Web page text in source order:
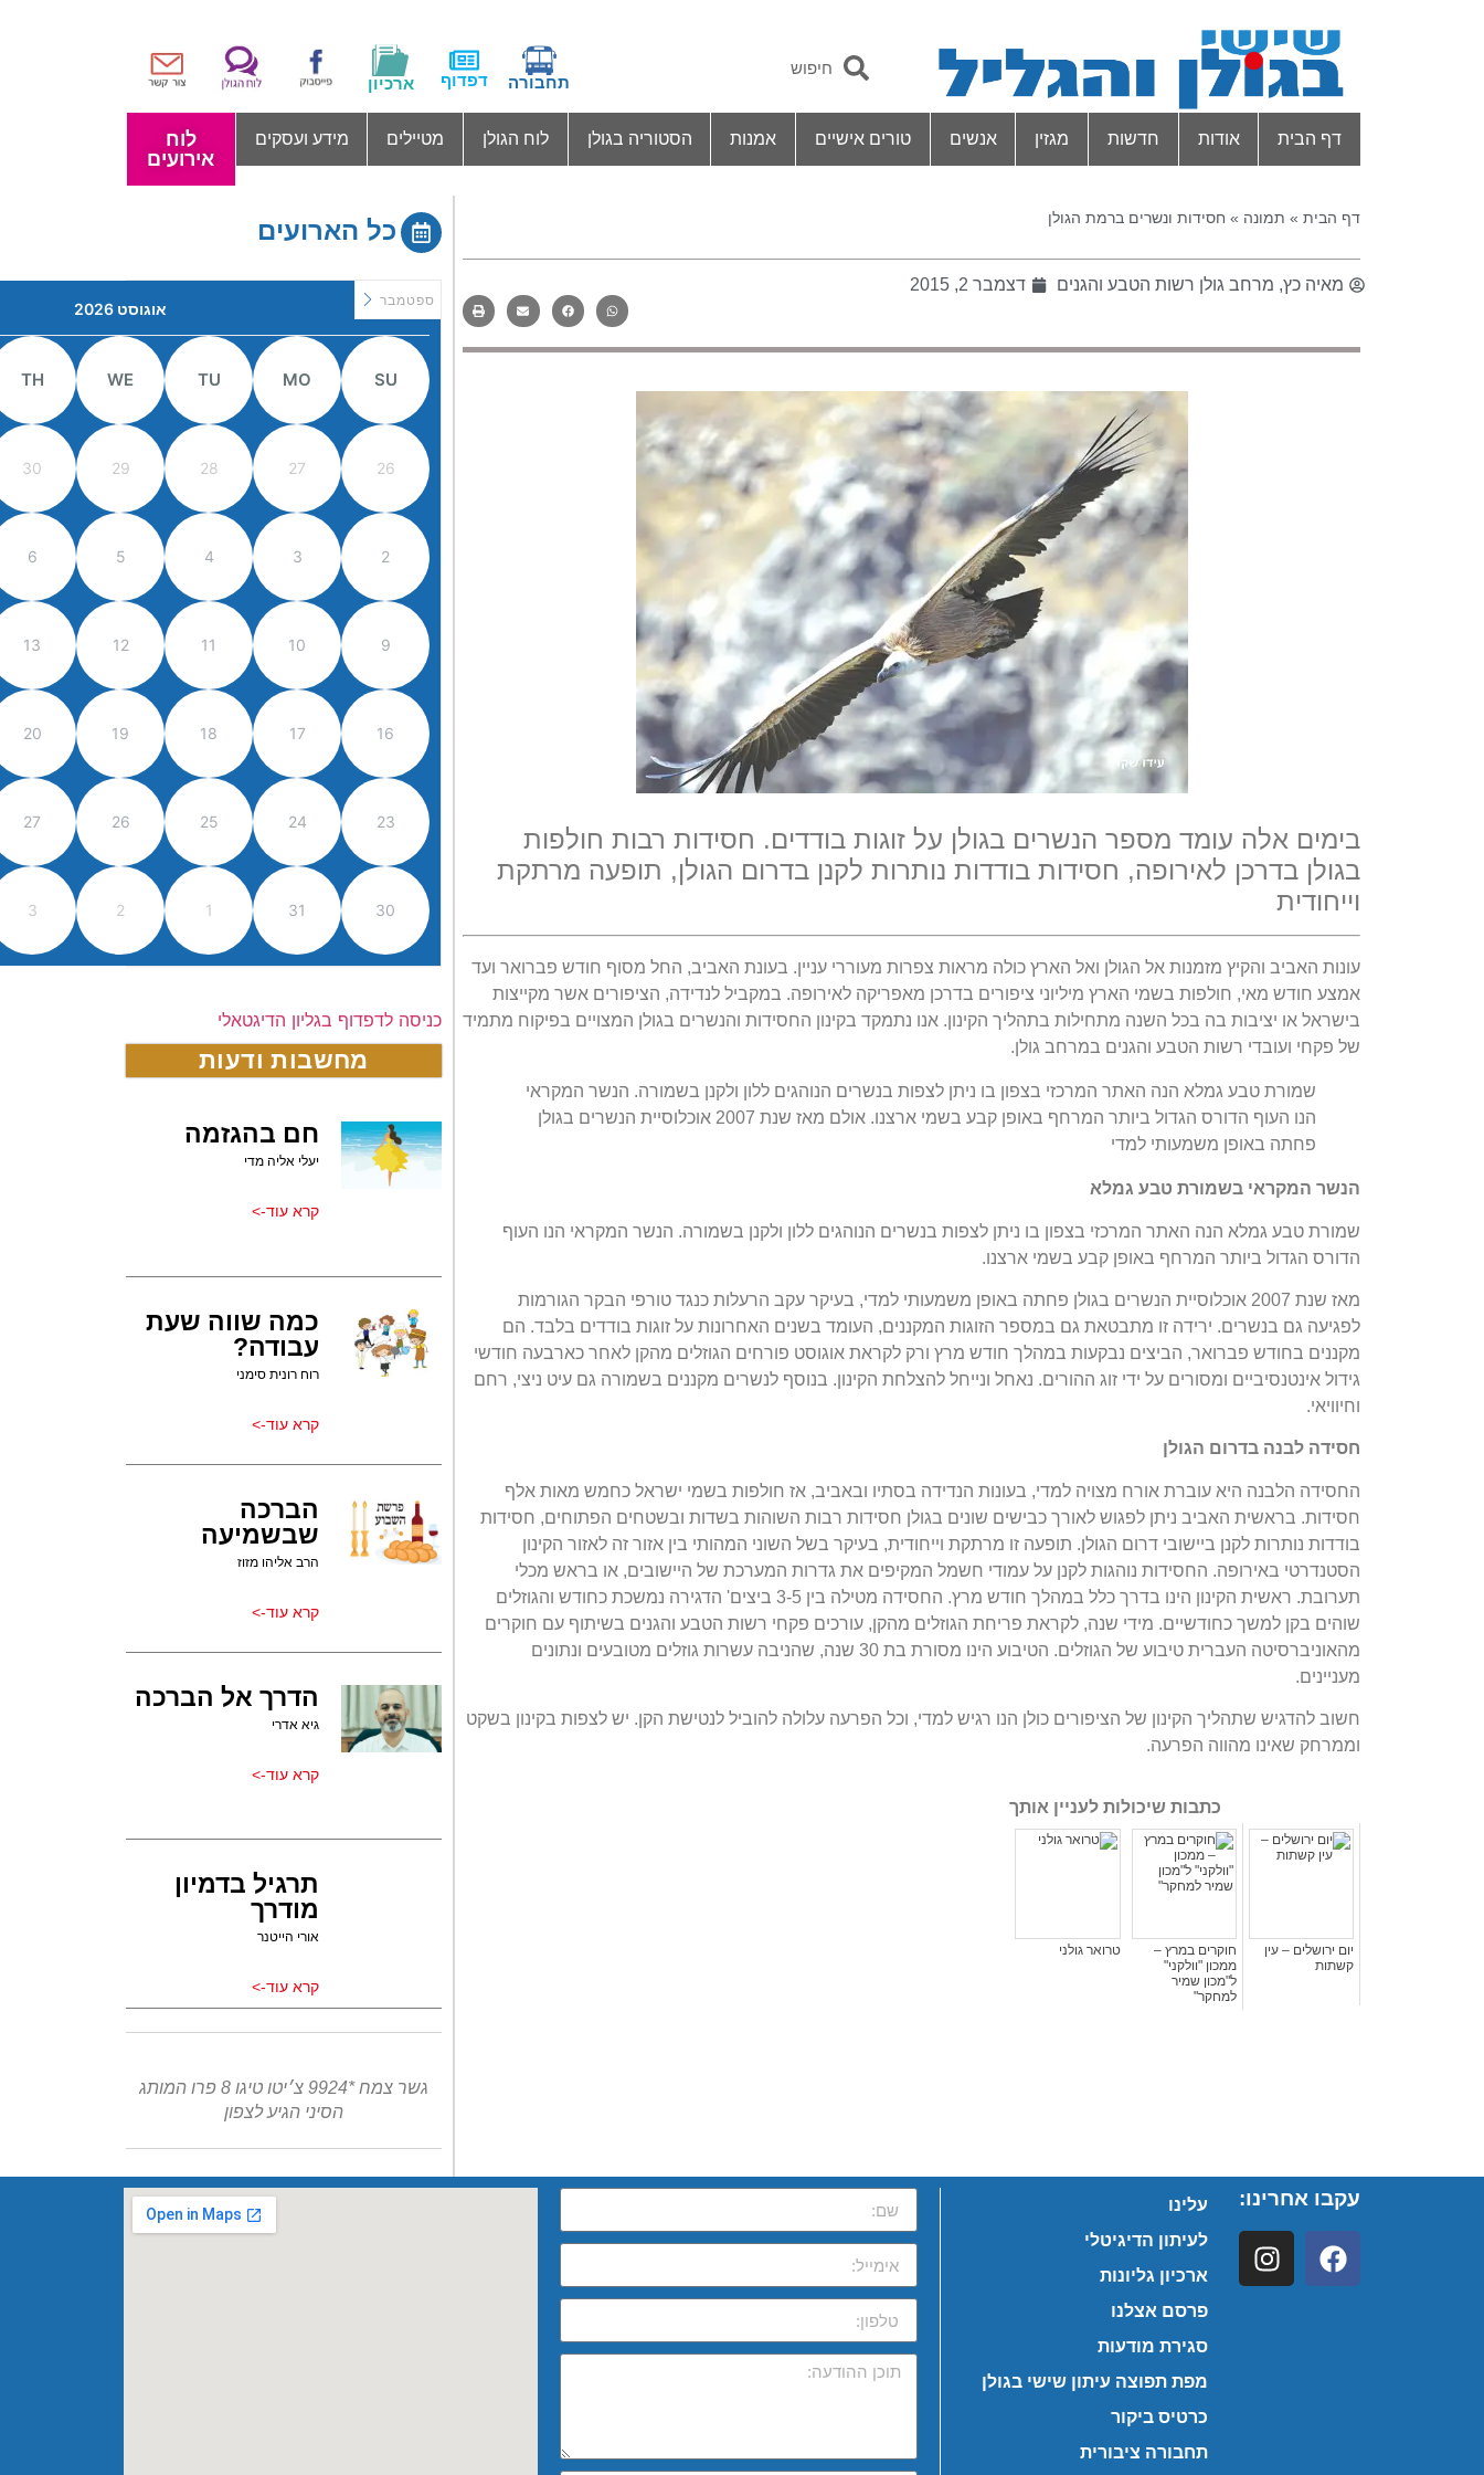
תחבורה דפדוף ארכיון
דף הבית אודות חדשות מגזין אנשים טורים אישיים אמנות הסטוריה בגולן לוח הגולן מטיילים מידע ועסקים
לוח
אירועים
דף הבית » תמונה » חסידות ונשרים ברמת הגולן
מאיה כץ, מרחב גולן רשות הטבע והגנים דצמבר 2, 2015
בימים אלה עומד מספר הנשרים בגולן על זוגות בודדים. חסידות רבות חולפות
בגולן בדרכן לאירופה, חסידות בודדות נותרות לקנן בדרום הגולן, תופעה מרתקת
וייחודית
עונות האביב והקיץ מזמנות אל הגולן ואל הארץ כולה מראות צפרות מעוררי עניין. בעונת האביב, החל מסוף חודש פברואר ועד
אמצע חודש מאי, חולפות בשמי הארץ מיליוני ציפורים בדרכן מאפריקה לאירופה. במקביל לנדידה, הציפורים אשר מקייצות
בישראל או יציבות בה בכל השנה מתחילות בתהליך הקינון. אנו נתמקד בקינון החסידות והנשרים בגולן המצויים בפיקוח מתמיד
של פקחי ועובדי רשות הטבע והגנים במרחב גולן.
שמורת טבע גמלא הנה האתר המרכזי בצפון בו ניתן לצפות בנשרים הנוהגים ללון ולקנן בשמורה. הנשר המקראי
הנו העוף הדורס הגדול ביותר המרחף באופן קבע בשמי ארצנו. אולם מאז שנת 2007 אוכלוסיית הנשרים בגולן
פחתה באופן משמעותי למדי
הנשר המקראי בשמורת טבע גמלא
שמורת טבע גמלא הנה האתר המרכזי בצפון בו ניתן לצפות בנשרים הנוהגים ללון ולקנן בשמורה. הנשר המקראי הנו העוף
הדורס הגדול ביותר המרחף באופן קבע בשמי ארצנו.
מאז שנת 2007 אוכלוסיית הנשרים בגולן פחתה באופן משמעותי למדי, בעיקר עקב הרעלות כנגד טורפי הבקר הגורמות
לפגיעה גם בנשרים. ירידה זו מתבטאת גם במספר הזוגות המקננים, העומד בשנים האחרונות על זוגות בודדים בלבד. הם
מקננים בחודש פברואר, הביצים נבקעות במהלך חודש מרץ ורק לקראת אוגוסט פורחים הגוזלים מהקן לאחר כארבעה חודשי
גידול אינטנסיביים ומסורים על ידי זוג ההורים. נאחל ונייחל להצלחת הקינון. בנוסף לנשרים מקננים בשמורה גם עיט ניצי, רחם
וחיוויאי.
חסידה לבנה בדרום הגולן
החסידה הלבנה היא עוברת אורח מצויה למדי, בעונות הנדידה בסתיו ובאביב, אז חולפות בשמי ישראל כחמש מאות אלף
חסידות. בראשית האביב ניתן לפגוש לאורך כבישים שונים בגולן חסידות רבות השוהות בשדות ובשטחים הפתוחים, חסידות
בודדות נותרות לקנן ביישובי דרום הגולן. תופעה זו מרתקת וייחודית, בעיקר בשל השוני המהותי בין אזור זה לאזור הקינון
הסטנדרטי באירופה. החסידות נוהגות לקנן על עמודי חשמל המקיפים את גדרות המערכת של היישובים, או בראש מכלי
תערובת. ראשית הקינון הינו בדרך כלל במהלך חודש מרץ. החסידה מטילה בין 3-5 ביצים' הדגירה נמשכת כחודש והגוזלים
שוהים בקן למשך כחודשיים. מידי שנה, לקראת פריחת הגוזלים מהקן, עורכים פקחי רשות הטבע והגנים בשיתוף עם חוקרים
מהאוניברסיטה העברית טיבוע של הגוזלים. הטיבוע הינו מסורת בת 30 שנה, שהניבה עשרות גוזלים מטובעים ונתונים
מעניינים.
חשוב להדגיש שתהליך הקינון של הציפורים כולן הנו רגיש למדי, וכל הפרעה עלולה להוביל לנטישת הקן. יש לצפות בקינון בשקט
וממרחק שאינו מהווה הפרעה.
כתבות שיכולות לעניין אותך
יום ירושלים – עין
קשתות
חוקרים במרץ –
ממכון "וולקני"
ל"מכון שמיר
למחקר"
טרואר גולני
כל הארועים
אוגוסט 2026 ספטמבר
SU
MO
TU
WE
TH
26
27
28
29
30
2
3
4
5
6
9
10
11
12
13
16
17
18
19
20
23
24
25
26
27
30
31
1
2
3
כניסה לדפדוף בגליון הדיגטאלי
מחשבות ודעות
חם בהגזמה
יעלי אליה מדי
קרא עוד->
כמה שווה שעת
עבודה?
רוח רונית סימני
קרא עוד->
הברכה
שבשמיעה
הרב אליהו מזוז
קרא עוד->
הדרך אל הברכה
גיא אדרי
קרא עוד->
תרגיל בדמיון
מודרך
אורי הייטנר
קרא עוד->
גשר צמח *9924 צ׳יטו טיגו 8 פרו המותג
הסיני הגיע לצפון
עקבו אחרינו:
עלינו
לעיתון הדיגיטלי
ארכיון גליונות
פרסם אצלנו
סגירת מודעות
מפת תפוצה עיתון שישי בגולן
כרטיס ביקור
תחבורה ציבורית